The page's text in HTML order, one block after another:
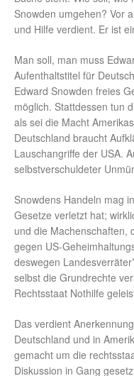
Snowden umgehen? Vor
und Hilfe verdient. Er ist
Man soll, man muss
Aufenthaltstitel für
Edward Snowden freies
möglich. Stattdessen tun
als sei die Macht
Deutschland braucht
Lauschangriffe der USA.
selbstverschuldeter
Snowdens Handeln mag
Gesetze verletzt hat;
und die Machenschaften,
gegen US-
deswegen
selbst die Grundrechte
Rechtsstaat Nothilfe
Das verdient
Deutschland und in
gemacht um die
Diskussion in Gang